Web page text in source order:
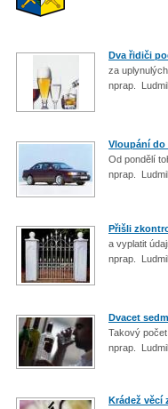
Dva řidiči
za
nprap.
Vloupání
Od pondělí
nprap.
Přišli
a vyplatit
nprap.
Dvacet sedm
Takový
nprap.
Krádež věcí